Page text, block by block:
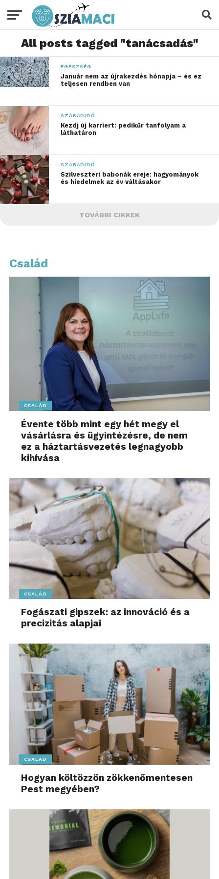
All posts tagged "tanácsadás"
EGÉSZSÉG
Január nem az újrakezdés hónapja – és ez
teljesen rendben van
SZABADIDŐ
Kezdj új karriert: pedikűr tanfolyam a
láthatáron
SZABADIDŐ
Szilveszteri babonák ereje: hagyományok
és hiedelmek az év váltásakor
TOVÁBBI CIKKEK
Család
CSALÁD
Évente több mint egy hét megy el
vásárlásra és ügyintézésre, de nem
ez a háztartásvezetés legnagyobb
kihívása
CSALÁD
Fogászati gipszek: az innováció és a
precizitás alapjai
CSALÁD
Hogyan költözzön zökkenőmentesen
Pest megyében?